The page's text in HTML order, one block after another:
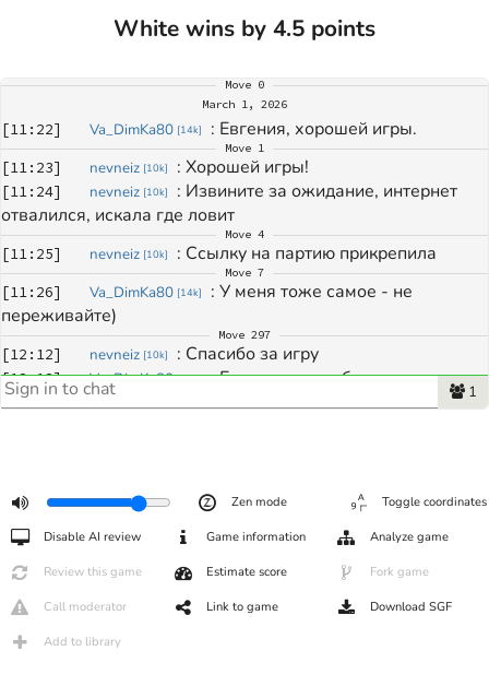
White wins by 4.5 points
Move 0
March 1, 2026
[11:22] Va_DimKa80 [14k] : Евгения, хорошей игры.
Move 1
[11:23] nevneiz [10k] : Хорошей игры!
[11:24] nevneiz [10k] : Извините за ожидание, интернет
отвалился, искала где ловит
Move 4
[11:25] nevneiz [10k] : Ссылку на партию прикрепила
Move 7
[11:26] Va_DimKa80 [14k] : У меня тоже самое - не
переживайте)
Move 297
[12:12] nevneiz [10k] : Спасибо за игру
[12:12] Va_DimKa80 [14k] : Евгения, спасибо вам за игру.
Рад знакомству с вами. Удачи в Кубке).
1
Zen mode Toggle coordinates
Disable AI review Game information Analyze game
Review this game Estimate score Fork game
Call moderator Link to game Download SGF
Add to library